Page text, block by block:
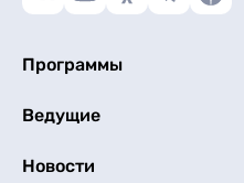
Программы
Ведущие
Новости